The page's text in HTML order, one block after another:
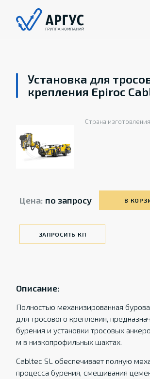
Установка для
крепления Epiroc
Страна
Цена: по запросу В
ЗАПРОСИТЬ КП
Описание:
Полностью механизированная
для тросового крепления,
бурения и установки тросовых
м в низкопрофильных шахтах.
Cabltec SL обеспечивает полную
процесса бурения, смешивания